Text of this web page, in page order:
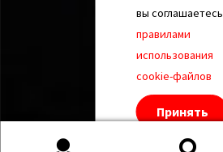
вы соглашаетесь
правилами
использования
cookie-файлов
Принять